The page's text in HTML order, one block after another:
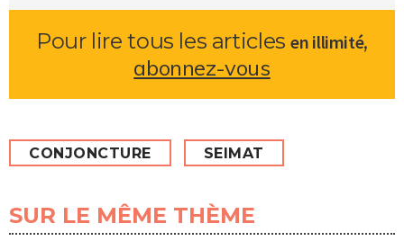
Pour lire tous les articlesen illimité,
abonnez-vous
CONJONCTURE SEIMAT
SUR LE MÊME THÈME